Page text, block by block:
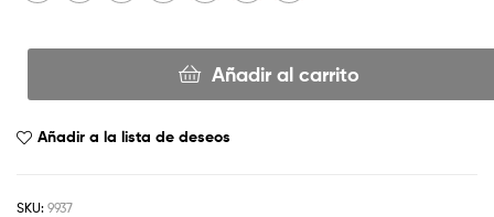
Añadir al carrito
Añadir a la lista de deseos
SKU: 9937